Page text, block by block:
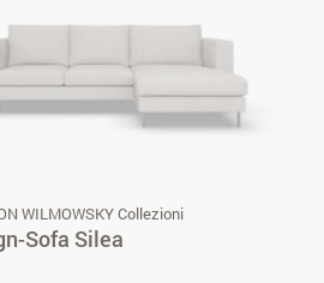
WILMOWSKY Collezioni
Sofa Silea